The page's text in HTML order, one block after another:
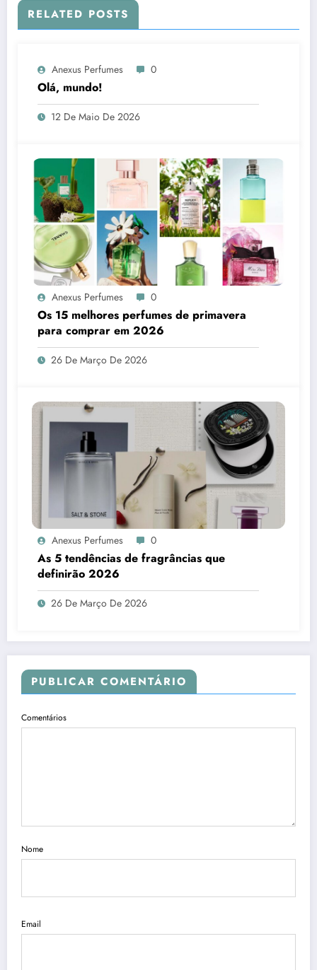
RELATED POSTS
Anexus Perfumes 0
Olá, mundo!
12 De Maio De 2026
Anexus Perfumes 0
Os 15 melhores perfumes de primavera
para comprar em 2026
26 De Março De 2026
Anexus Perfumes 0
As 5 tendências de fragrâncias que
definirão 2026
26 De Março De 2026
PUBLICAR COMENTÁRIO
Comentários
Nome
Email